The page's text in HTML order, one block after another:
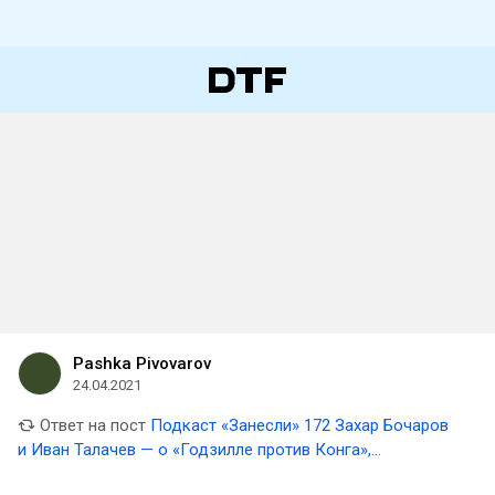
Pashka Pivovarov
24.04.2021
Ответ на пост Подкаст «Занесли» 172 Захар Бочаров
и Иван Талачев — о «Годзилле против Конга»,